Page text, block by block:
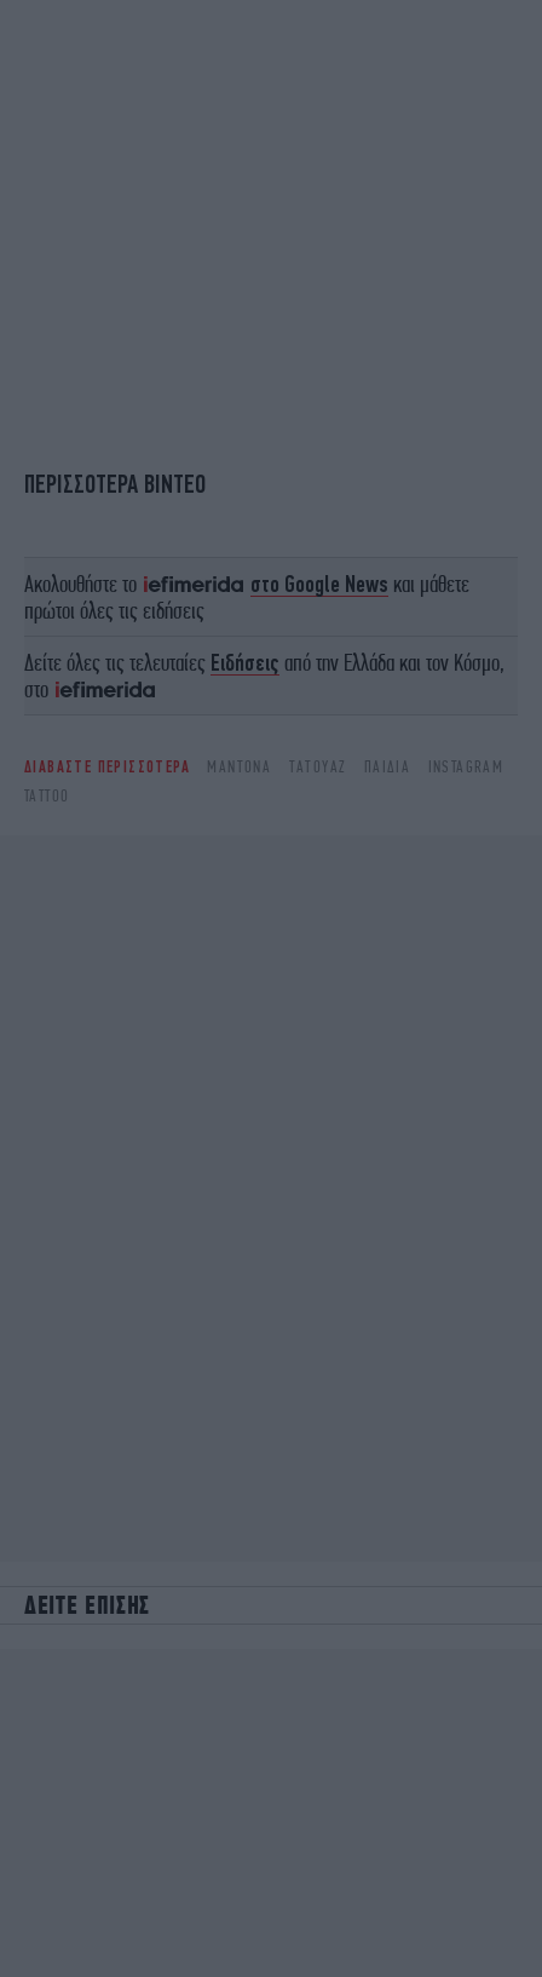
ΠΕΡΙΣΣΟΤΕΡΑ ΒΙΝΤΕΟ
Ακολουθήστε το στο Google News και μάθετε
πρώτοι όλες τις ειδήσεις
Δείτε όλες τις τελευταίες Ειδήσεις από την Ελλάδα και τον Κόσμο,
στο
ΔΙΑΒΑΣΤΕ ΠΕΡΙΣΣΟΤΕΡΑ ΜΑΝΤΌΝΑ ΤΑΤΟΥΆΖ ΠΑΙΔΙΆ
INSTAGRAM
TATTOO
ΔΕΙΤΕ ΕΠΙΣΗΣ